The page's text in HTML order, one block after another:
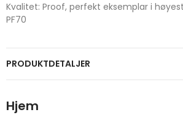
Kvalitet: Proof, perfekt eksemplar i
PF70
PRODUKTDETALJER
Hjem